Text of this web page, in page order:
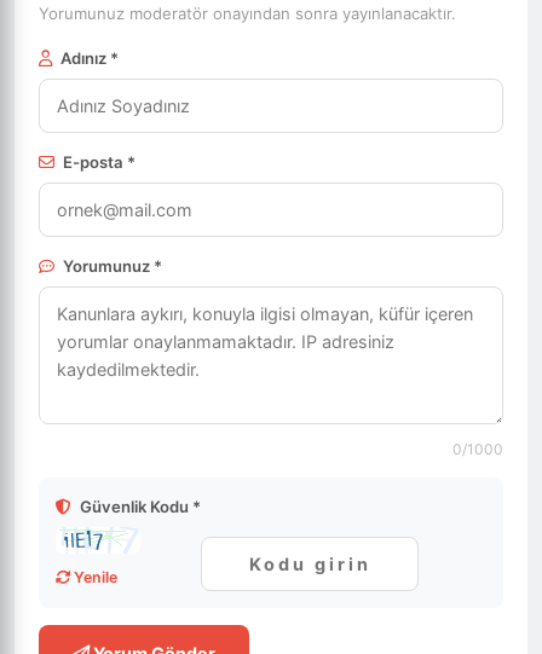
Yorumunuz moderatör onayından sonra yayınlanacaktır.
Adınız *
E-posta *
Yorumunuz *
0/1000
Güvenlik Kodu *
Yenile